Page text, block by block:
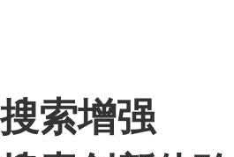
搜索增强